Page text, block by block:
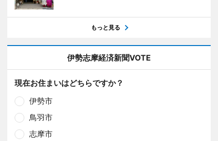
もっと見る
伊勢志摩経済新聞VOTE
現在お住まいはどちらですか？
伊勢市
鳥羽市
志摩市